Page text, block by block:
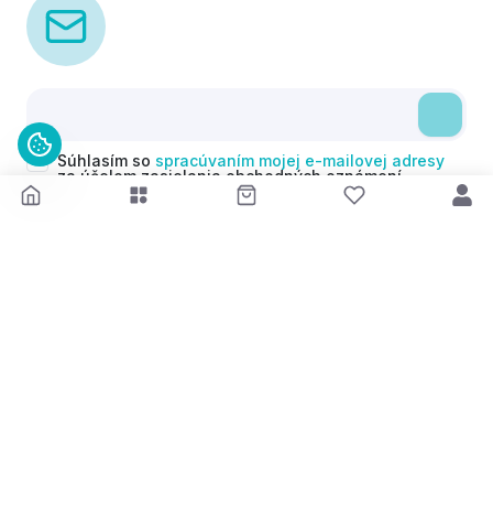
Súhlasím so spracúvaním mojej e-mailovej adresy
za účelom zasielania obchodných oznámení
(newsletterov) v súlade s čl. 6 ods. 1 písm. a)
Nariadenia GDPR. Svoj súhlas môžem kedykoľvek